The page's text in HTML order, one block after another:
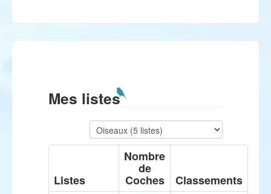
Mes listes
Listes
Nombre
de
Coches Classements